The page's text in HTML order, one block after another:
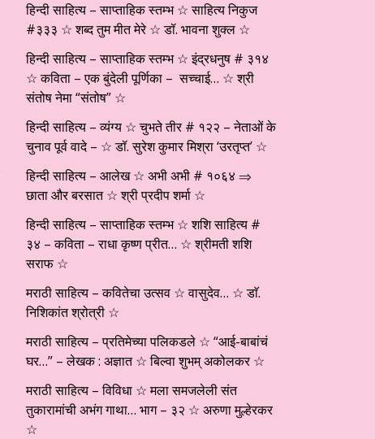
हिन्दी साहित्य – साप्ताहिक स्तम्भ ☆ साहित्य निकुज
#३३३ ☆ शब्द तुम मीत मेरे ☆ डॉ. भावना शुक्ल ☆
हिन्दी साहित्य – साप्ताहिक स्तम्भ ☆ इंद्रधनुष # ३१४
☆ कविता – एक बुंदेली पूर्णिका – सच्चाई… ☆ श्री
संतोष नेमा “संतोष” ☆
हिन्दी साहित्य – व्यंग्य ☆ चुभते तीर # १२२ – नेताओं के
चुनाव पूर्व वादे – ☆ डॉ. सुरेश कुमार मिश्रा ‘उरतृप्त’ ☆
हिन्दी साहित्य – आलेख ☆ अभी अभी # १०६४ ⇒
छाता और बरसात ☆ श्री प्रदीप शर्मा ☆
हिन्दी साहित्य – साप्ताहिक स्तम्भ ☆ शशि साहित्य #
३४ – कविता – राधा कृष्ण प्रीत… ☆ श्रीमती शशि
सराफ ☆
मराठी साहित्य – कवितेचा उत्सव ☆ वासुदेव… ☆ डाॅ.
निशिकांत श्रोत्री ☆
मराठी साहित्य – प्रतिमेच्या पलिकडले ☆ “आई-बाबांचं
घर…” – लेखक : अज्ञात ☆ बिल्वा शुभम् अकोलकर ☆
मराठी साहित्य – विविधा ☆ मला समजलेली संत
तुकारामांची अभंग गाथा… भाग – ३२ ☆ अरुणा मुल्हेरकर
☆